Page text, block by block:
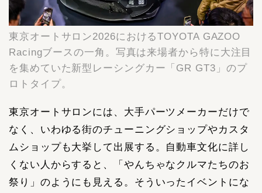
東京オートサロン2026におけるTOYOTA GAZOO
Racingブースの一角。写真は来場者から特に大注目
を集めていた新型レーシングカー「GR GT3」のプ
ロトタイプ。
東京オートサロンには、大手パーツメーカーだけで
なく、いわゆる街のチューニングショップやカスタ
ムショップも大挙して出展する。自動車文化に詳し
くない人からすると、「やんちゃなクルマたちのお
祭り」のようにも見える。そういったイベントにな